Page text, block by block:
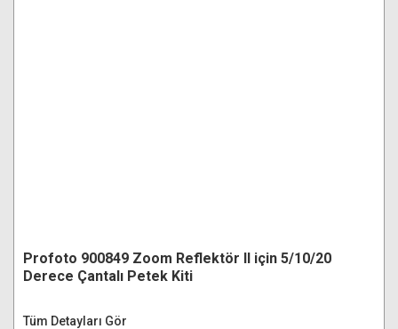
Profoto 900849 Zoom Reflektör II için 5/10/20
Derece Çantalı Petek Kiti
Tüm Detayları Gör